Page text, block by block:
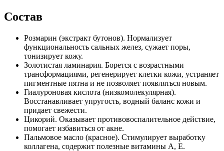
Состав
Розмарин (экстракт бутонов). Нормализует
функциональность сальных желез, сужает поры,
тонизирует кожу.
Золотистая ламинария. Борется с возрастными
трансформациями, регенерирует клетки кожи, устраняет
пигментные пятна и не позволяет появляться новым.
Гиалуроновая кислота (низкомолекулярная).
Восстанавливает упругость, водный баланс кожи и
придает свежести.
Цикорий. Оказывает противовоспалительное действие,
помогает избавиться от акне.
Пальмовое масло (красное). Стимулирует выработку
коллагена, содержит полезные витамины А, Е.